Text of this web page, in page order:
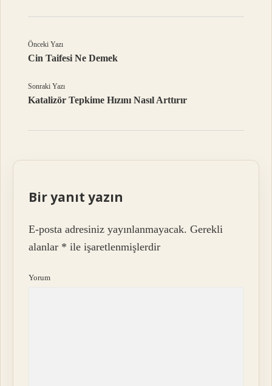
Önceki Yazı
Cin Taifesi Ne Demek
Sonraki Yazı
Katalizör Tepkime Hızını Nasıl Arttırır
Bir yanıt yazın
E-posta adresiniz yayınlanmayacak. Gerekli
alanlar * ile işaretlenmişlerdir
Yorum